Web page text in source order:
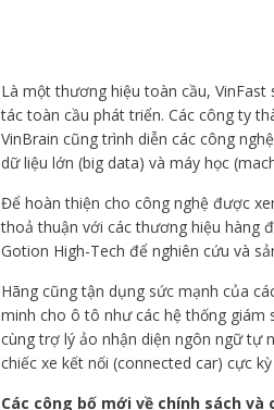
Là một thương hiệu toàn cầu,
tác toàn cầu phát triển. Các công ty
VinBrain cũng trình diễn các công
dữ liệu lớn (big data) và máy học
Để hoàn thiện cho công nghệ được
thoả thuận với các thương hiệu hàng
Gotion High-Tech để nghiên cứu và
Hãng cũng tận dụng sức mạnh của
minh cho ô tô như các hệ thống giám
cùng trợ lý ảo nhận diện ngôn ngữ tự
chiếc xe kết nối (connected car) cực
Các công bố mới về chính sách